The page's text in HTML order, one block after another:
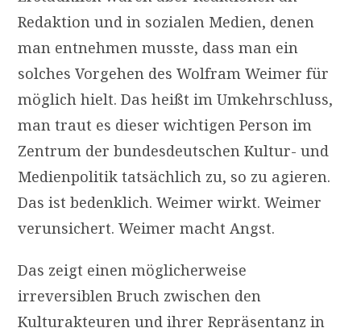
Redaktion und in sozialen Medien, denen
man entnehmen musste, dass man ein
solches Vorgehen des Wolfram Weimer für
möglich hielt. Das heißt im Umkehrschluss,
man traut es dieser wichtigen Person im
Zentrum der bundesdeutschen Kultur- und
Medienpolitik tatsächlich zu, so zu agieren.
Das ist bedenklich. Weimer wirkt. Weimer
verunsichert. Weimer macht Angst.
Das zeigt einen möglicherweise
irreversiblen Bruch zwischen den
Kulturakteuren und ihrer Repräsentanz in